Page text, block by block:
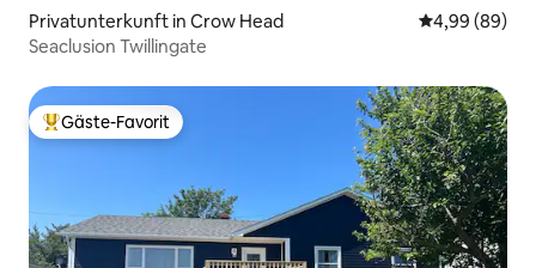
Privatunterkunft in Crow Head
4,99 (89)
Seaclusion Twillingate
Beliebter Gäste-Favorit.
Gäste-Favorit